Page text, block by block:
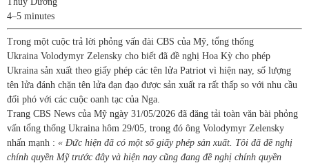
4–5 minutes
Trong một cuộc trả lời phỏng vấn đài CBS của Mỹ, tổng thống
Ukraina Volodymyr Zelensky cho biết đã đề nghị Hoa Kỳ cho phép
Ukraina sản xuất theo giấy phép các tên lửa Patriot vì hiện nay, số lượng
tên lửa đánh chặn tên lửa đạn đạo được sản xuất ra rất thấp so với nhu cầu
đối phó với các cuộc oanh tạc của Nga.
Trang CBS News của Mỹ ngày 31/05/2026 đã đăng tải toàn văn bài phỏng
vấn tổng thống Ukraina hôm 29/05, trong đó ông Volodymyr Zelensky
nhấn mạnh : « Đức hiện đã có một số giấy phép sản xuất. Tôi đã đề nghị
chính quyền Mỹ trước đây và hiện nay cũng đang đề nghị chính quyền